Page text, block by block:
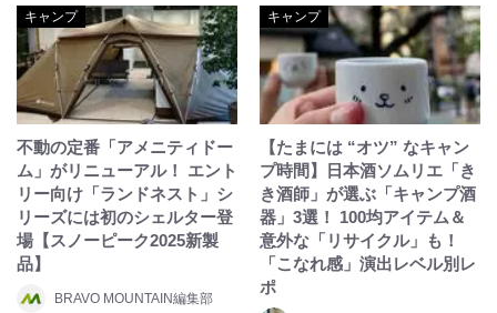
キャンプ
不動の定番「アメニティドー
ム」がリニューアル！ エント
リー向け「ランドネスト」シ
リーズには初のシェルター登
場【スノーピーク2025新製
品】
BRAVO MOUNTAIN編集部
キャンプ
【たまには “オツ” なキャン
プ時間】日本酒ソムリエ「き
き酒師」が選ぶ「キャンプ酒
器」3選！ 100均アイテム＆
意外な「リサイクル」も！
「こなれ感」演出レベル別レ
ポ